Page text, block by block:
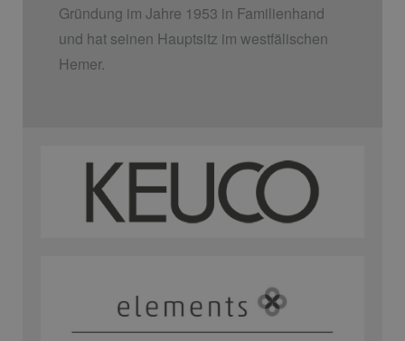
Gründung im Jahre 1953 in Familienhand
und hat seinen Hauptsitz im westfälischen
Hemer.